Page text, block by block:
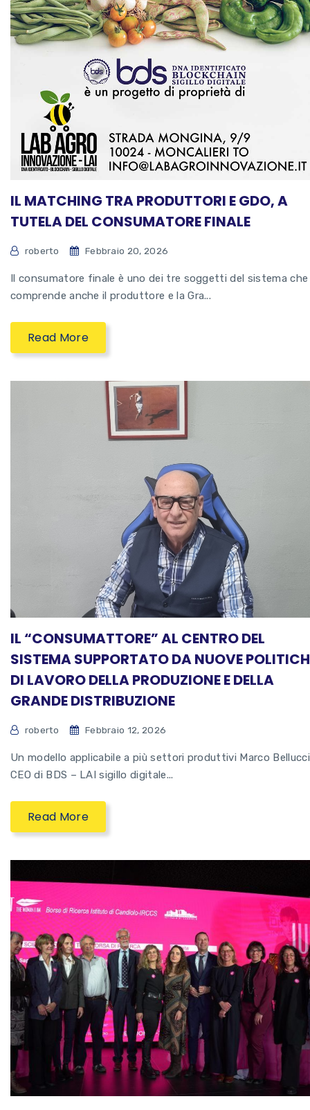
IL MATCHING TRA PRODUTTORI E GDO, A
TUTELA DEL CONSUMATORE FINALE
roberto Febbraio 20, 2026
Il consumatore finale è uno dei tre soggetti del sistema che
comprende anche il produttore e la Gra...
Read More
IL “CONSUMATTORE” AL CENTRO DEL
SISTEMA SUPPORTATO DA NUOVE
DI LAVORO DELLA PRODUZIONE E DELLA
GRANDE DISTRIBUZIONE
roberto Febbraio 12, 2026
Un modello applicabile a più settori produttivi Marco
CEO di BDS – LAI sigillo digitale...
Read More